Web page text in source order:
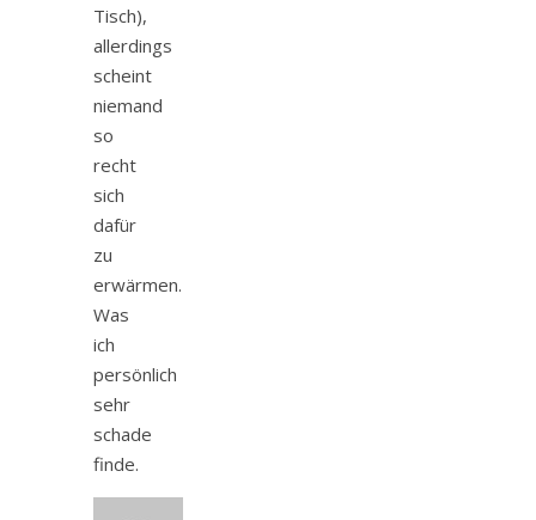
Tisch),
allerdings
scheint
niemand
so
recht
sich
dafür
zu
erwärmen.
Was
ich
persönlich
sehr
schade
finde.